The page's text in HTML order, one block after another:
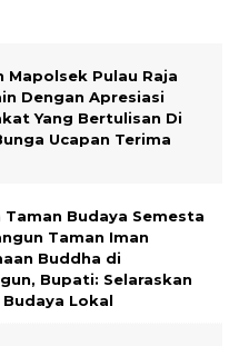
Mapolsek Pulau Raja
Dengan Apresiasi
Yang Bertulisan Di
Ucapan Terima
Taman Budaya Semesta
Taman Iman
Buddha di
Bupati: Selaraskan
Lokal